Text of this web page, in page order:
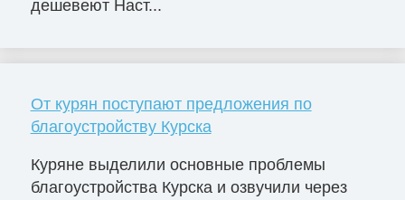
дешевеют Наст...
От курян поступают предложения по
благоустройству Курска
Куряне выделили основные проблемы
благоустройства Курска и озвучили через